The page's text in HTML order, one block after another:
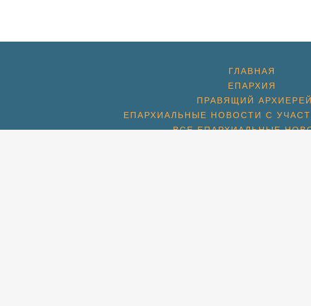
ГЛАВНАЯ
ЕПАРХИЯ
ПРАВЯЩИЙ АРХИЕРЕЙ
ЕПАРХИАЛЬНЫЕ НОВОСТИ С
ВСЕ ЕПАРХИАЛЬНЫЕ